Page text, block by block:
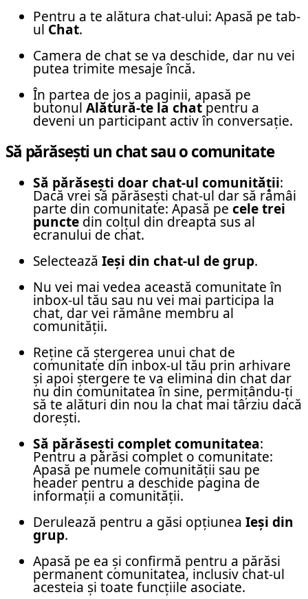
Pentru a te alătura chat-ului: Apasă pe tab-
ul Chat.
Camera de chat se va deschide, dar nu vei
putea trimite mesaje încă.
În partea de jos a paginii, apasă pe
butonul Alătură-te la chatpentru a
deveni un participant activ în conversație.
Să părăsești un chat sau o comunitate
Să părăsești doar chat-ul comunității:
Dacă vrei să părăsești chat-ul dar să rămâi
parte din comunitate: Apasă pe cele trei
puncte din colțul din dreapta sus al
ecranului de chat.
Selectează Ieși din chat-ul de grup.
Nu vei mai vedea această comunitate în
inbox-ul tău sau nu vei mai participa la
chat, dar vei rămâne membru al
comunității.
Reține că ștergerea unui chat de
comunitate din inbox-ul tău prin arhivare
și apoi ștergere te va elimina din chat dar
nu din comunitatea în sine, permițându-ți
să te alături din nou la chat mai târziu dacă
dorești.
Să părăsești complet comunitatea:
Pentru a părăsi complet o comunitate:
Apasă pe numele comunității sau pe
header pentru a deschide pagina de
informații a comunității.
Derulează pentru a găsi opțiunea Ieși din
grup.
Apasă pe ea și confirmă pentru a părăsi
permanent comunitatea, inclusiv chat-ul
acesteia și toate funcțiile asociate.